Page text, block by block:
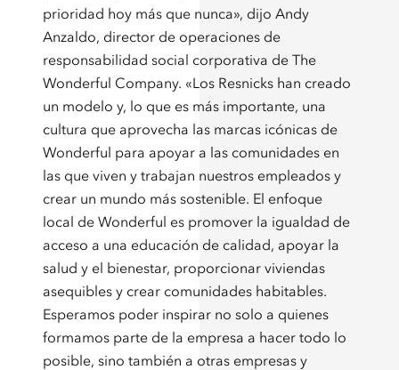
prioridad hoy más que nunca», dijo Andy
Anzaldo, director de operaciones de
responsabilidad social corporativa de The
Wonderful Company. «Los Resnicks han creado
un modelo y, lo que es más importante, una
cultura que aprovecha las marcas icónicas de
Wonderful para apoyar a las comunidades en
las que viven y trabajan nuestros empleados y
crear un mundo más sostenible. El enfoque
local de Wonderful es promover la igualdad de
acceso a una educación de calidad, apoyar la
salud y el bienestar, proporcionar viviendas
asequibles y crear comunidades habitables.
Esperamos poder inspirar no solo a quienes
formamos parte de la empresa a hacer todo lo
posible, sino también a otras empresas y